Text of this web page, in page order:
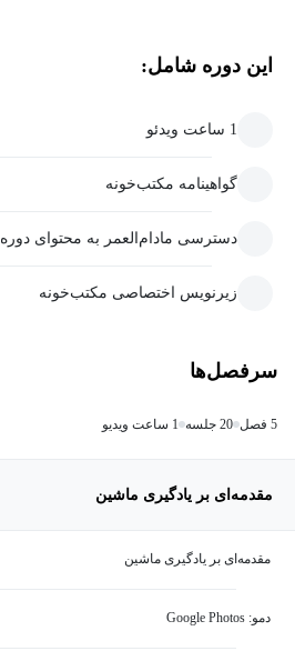
این دوره شامل:
1 ساعت ویدئو
گواهینامه مکتب‌خونه
دسترسی مادام‌العمر به محتوای دوره
زیرنویس اختصاصی مکتب‌خونه
سرفصل‌ها
5 فصل 20 جلسه 1 ساعت ویدیو
مقدمه‌ای بر یادگیری ماشین
مقدمه‌ای بر یادگیری ماشین
دمو: Google Photos